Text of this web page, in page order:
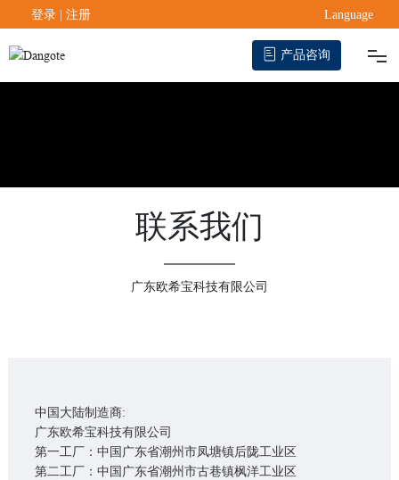
登录 | 注册 Language
服务支持
产品咨询
联系我们
广东欧希宝科技有限公司
中国大陆制造商:
广东欧希宝科技有限公司
第一工厂：中国广东省潮州市凤塘镇后陇工业区
第二工厂：中国广东省潮州市古巷镇枫洋工业区